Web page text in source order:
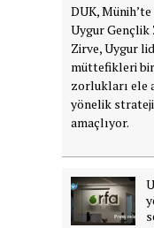
DUK,
Uygur Gençlik
Zirve, Uygur
müttefikleri
zorlukları ele
yönelik
amaçlıyor.